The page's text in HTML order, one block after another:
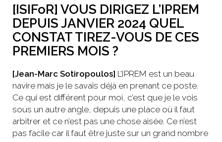
[ISIFoR] VOUS DIRIGEZ L’IPREM
DEPUIS JANVIER 2024 QUEL
CONSTAT TIREZ-VOUS DE CES
PREMIERS MOIS ?
[Jean-Marc Sotiropoulos] L’IPREM est un beau
navire mais je le savais déjà en prenant ce poste.
Ce qui est différent pour moi, c’est que je le vois
sous un autre angle, depuis une place où il faut
arbitrer et ce n’est pas une chose aisée. Ce n’est
pas facile car il faut être juste sur un grand nombre